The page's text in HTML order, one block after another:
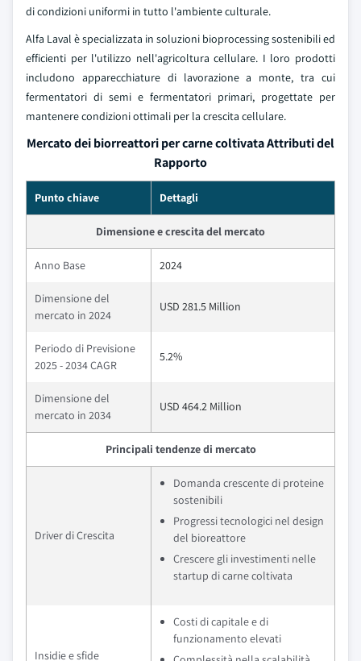
di condizioni uniformi in tutto l'ambiente culturale.
Alfa Laval è specializzata in soluzioni bioprocessing sostenibili ed
efficienti per l'utilizzo nell'agricoltura cellulare. I loro prodotti
includono apparecchiature di lavorazione a monte, tra cui
fermentatori di semi e fermentatori primari, progettate per
mantenere condizioni ottimali per la crescita cellulare.
Mercato dei biorreattori per carne coltivata Attributi del
Rapporto
Punto chiave Dettagli
Dimensione e crescita del mercato
Anno Base 2024
Dimensione del
mercato in 2024
USD 281.5 Million
Periodo di Previsione
2025 - 2034 CAGR
5.2%
Dimensione del
mercato in 2034
USD 464.2 Million
Principali tendenze di mercato
Driver di Crescita
Domanda crescente di proteine
sostenibili
Progressi tecnologici nel design
del bioreattore
Crescere gli investimenti nelle
startup di carne coltivata
Insidie e sfide
Costi di capitale e di
funzionamento elevati